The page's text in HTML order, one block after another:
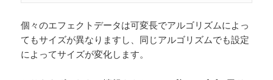
個々のエフェクトデータは可変長でアルゴリズムによっ
てもサイズが異なりますし、同じアルゴリズムでも設定
によってサイズが変化します。